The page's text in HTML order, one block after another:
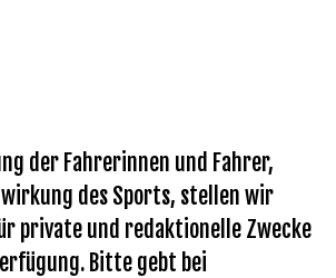
der Fahrerinnen und Fahrer,
des Sports, stellen wir
private und redaktionelle Zwecke
Bitte gebt bei